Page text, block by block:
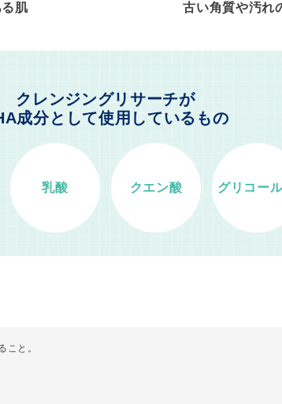
肌 古い角質や汚れ
クレンジングリサーチが
成分として使用しているもの
乳酸 クエン酸 グリコー
こと。